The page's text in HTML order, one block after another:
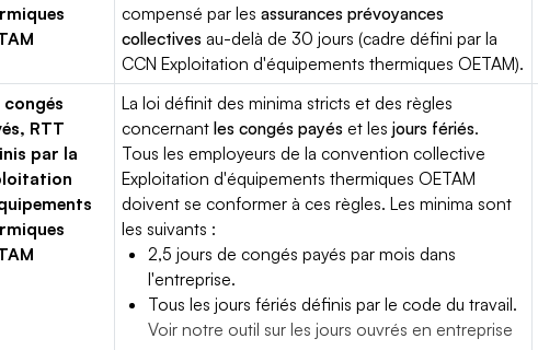
compensé par lesassurances prévoyances
collectives au-delà de 30 jours (cadre défini par la
CCN Exploitation d'équipements thermiques OETAM).
congés
RTT
par la
La loi définit des minima stricts et des règles
concernantles congés payés et lesjours fériés.
Tous les employeurs de la convention collective
Exploitation d'équipements thermiques OETAM
doivent se conformer à ces règles. Les minima sont
les suivants :
2,5 jours de congés payés par mois dans
l'entreprise.
Tous les jours fériés définis par le code du travail.
Voir notre outil sur les jours ouvrés en entreprise